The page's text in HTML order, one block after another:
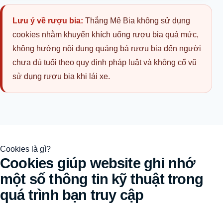
Lưu ý về rượu bia: Thắng Mê Bia không sử dụng
cookies nhằm khuyến khích uống rượu bia quá mức,
không hướng nội dung quảng bá rượu bia đến người
chưa đủ tuổi theo quy định pháp luật và không cổ vũ
sử dụng rượu bia khi lái xe.
Cookies là gì?
Cookies giúp website ghi nhớ
một số thông tin kỹ thuật trong
quá trình bạn truy cập